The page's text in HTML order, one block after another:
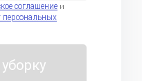
соглашение и
персональных